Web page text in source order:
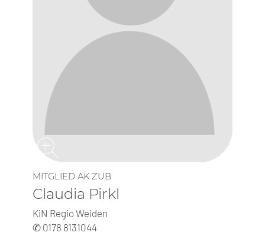
MITGLIED AK ZUB
Claudia Pirkl
KiN Regio Weiden
✆ 0178 8131044